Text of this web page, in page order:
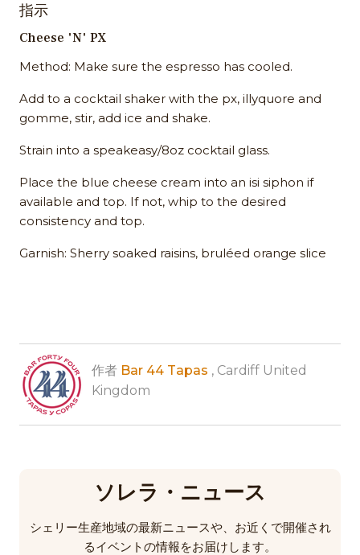
指示
Cheese 'N' PX
Method: Make sure the espresso has cooled.
Add to a cocktail shaker with the px, illyquore and
gomme, stir, add ice and shake.
Strain into a speakeasy/8oz cocktail glass.
Place the blue cheese cream into an isi siphon if
available and top. If not, whip to the desired
consistency and top.
Garnish: Sherry soaked raisins, bruléed orange slice
作者 Bar 44 Tapas , Cardiff United
Kingdom
ソレラ・ニュース
シェリー生産地域の最新ニュースや、お近くで開催され
るイベントの情報をお届けします。